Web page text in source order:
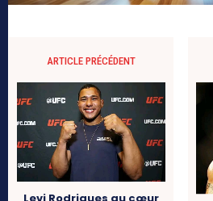
ARTICLE PRÉCÉDENT